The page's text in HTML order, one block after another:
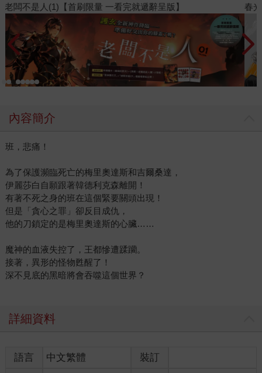
春光ｘ奇幻基地｜全書系展
內容簡介
班，悲痛！
為了保護瀕臨死亡的梅里奧達斯和吉爾桑達，
伊麗莎白自願跟著韓德利克森離開！
有著不死之身的班在這個緊要關頭出現！
但是「貪心之罪」卻反目成仇，
他的刀鎖定的是梅里奧達斯的心臟……
魔神的血液失控了，王都慘遭蹂躪。
接著，異形的怪物甦醒了！
深不見底的黑暗將會吞噬這個世界？
詳細資料
語言 中文繁體
裝訂